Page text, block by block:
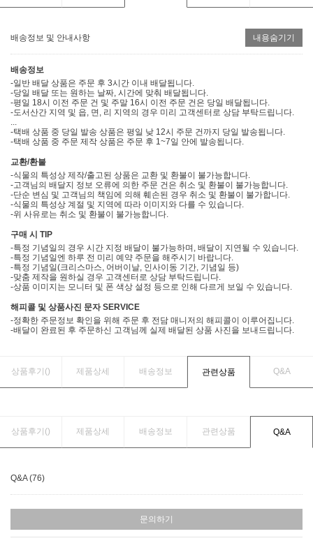
배송정보 및 안내사항 내용숨기기
배송정보
-일반 배달 상품은 주문 후 3시간 이내 배달됩니다.
-당일 배달 또는 원하는 날짜, 시간에 맞춰 배달됩니다.
-평일 18시 이전 주문 건 및 주말 16시 이전 주문 건은 당일 배달됩니다.
-도서산간 지역 및 읍, 면, 리 지역의 경우 미리 고객센터로 상담 부탁드립니다.
-택배 상품 중 당일 발송 상품은 평일 낮 12시 주문 건까지 당일 발송됩니다.
-택배 상품 중 주문 제작 상품은 주문 후 1~7일 안에 발송됩니다.
교환/환불
-식물의 특성상 제작/출고된 상품은 교환 및 환불이 불가능합니다.
-고객님의 배달지 정보 오류에 의한 주문 건은 취소 및 환불이 불가능합니다.
-단순 변심 및 고객님의 책임에 의해 훼손된 경우 취소 및 환불이 불가합니다.
-식물의 특성상 계절 및 지역에 따라 이미지와 다를 수 있습니다.
-위 사유로는 취소 및 환불이 불가능합니다.
구매 시 TIP
-특정 기념일의 경우 시간 지정 배달이 불가능하며, 배달이 지연될 수 있습니다.
-특정 기념일엔 하루 전 미리 예약 주문을 해주시기 바랍니다.
-특정 기념일(크리스마스, 어버이날, 인사이동 기간, 기념일 등)
-맞춤 제작을 원하실 경우 고객센터로 상담 부탁드립니다.
-상품 이미지는 모니터 및 폰 색상 설정 등으로 인해 다르게 보일 수 있습니다.
해피콜 및 상품사진 문자 SERVICE
-정확한 주문정보 확인을 위해 주문 후 전담 매니저의 해피콜이 이루어집니다.
-배달이 완료된 후 주문하신 고객님께 실제 배달된 상품 사진을 보내드립니다.
상품후기() 제품상세 배송정보 관련상품 Q&A
상품후기() 제품상세 배송정보 관련상품 Q&A
Q&A (76)
문의하기